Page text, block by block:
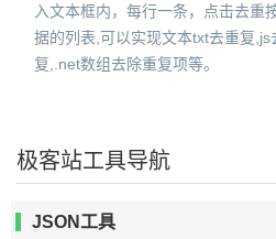
入文本框内，每行一条，点击去重
据的列表,可以实现文本txt去重复
复,.net数组去除重复项等。
极客站工具导航
JSON工具